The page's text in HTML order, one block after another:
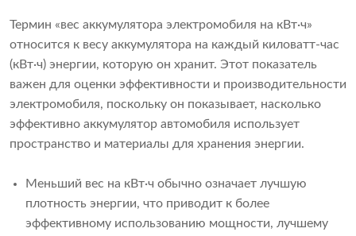
Термин «вес аккумулятора электромобиля на кВт·ч»
относится к весу аккумулятора на каждый киловатт-час
(кВт·ч) энергии, которую он хранит. Этот показатель
важен для оценки эффективности и производительности
электромобиля, поскольку он показывает, насколько
эффективно аккумулятор автомобиля использует
пространство и материалы для хранения энергии.
Меньший вес на кВт·ч обычно означает лучшую
плотность энергии, что приводит к более
эффективному использованию мощности, лучшему